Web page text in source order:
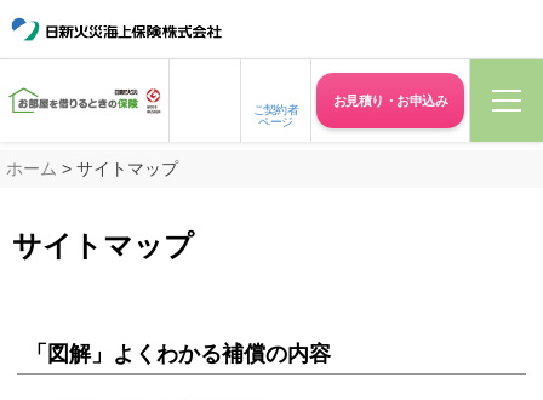
ご契約者
ページ
お見積り・ お申込み
ホーム > サイトマップ
サイトマップ
「図解」よくわかる補償の内容